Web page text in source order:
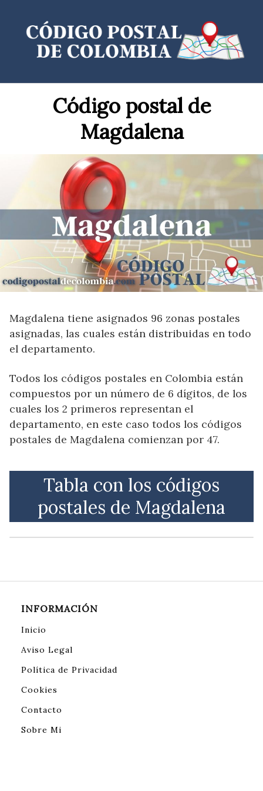
contenido
Código postal de
Magdalena
Magdalena tiene asignados 96 zonas postales
asignadas, las cuales están distribuidas en todo
el departamento.
Todos los códigos postales en Colombia están
compuestos por un número de 6 dígitos, de los
cuales los 2 primeros representan el
departamento, en este caso todos los códigos
postales de Magdalena comienzan por 47.
Tabla con los códigos
postales de Magdalena
INFORMACIÓN
Inicio
Aviso Legal
Política de Privacidad
Cookies
Contacto
Sobre Mi